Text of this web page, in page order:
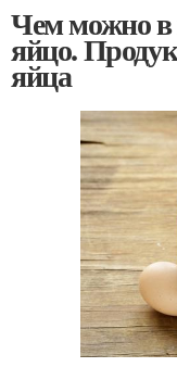
Чем можно в
яйцо.
яйца